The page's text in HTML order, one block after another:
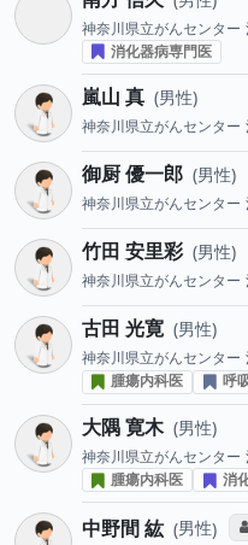
神奈川県立がんセンター
消化器病専門医
嵐山 真 男性
神奈川県立がんセンター
御厨 優一郎 男性
神奈川県立がんセンター
竹田 安里彩 男性
神奈川県立がんセンター
古田 光寛 男性
神奈川県立がんセンター
腫瘍内科医
呼
大隅 寛木 男性
神奈川県立がんセンター
腫瘍内科医
消
中野間 紘 男性